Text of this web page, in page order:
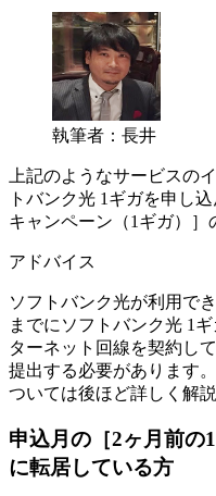
執筆者：長井
上記のようなサービスの
トバンク光 1ギガを申し
キャンペーン（1ギガ）］
アドバイス
ソフトバンク光が利用で
までにソフトバンク光 1
ターネット回線を契約し
提出する必要があります
ついては後ほど詳しく解説
申込月の［2ヶ月前の
に転居している方